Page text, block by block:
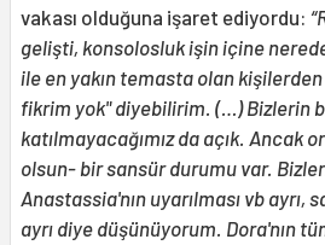
vakası olduğuna işaret ediyordu:
gelişti, konsolosluk işin içine
ile en yakın temasta olan
fikrim yok" diyebilirim. (…) Bizlerin
katılmayacağımız da açık. Ancak
olsun- bir sansür durumu var.
Anastassia'nın uyarılması vb ayrı,
ayrı diye düşünüyorum. Dora'nın